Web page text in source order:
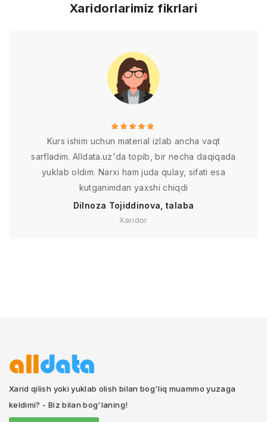
Xaridorlarimiz fikrlari
Kurs ishim uchun material izlab ancha vaqt
sarfladim. Alldata.uz'da topib, bir necha daqiqada
yuklab oldim. Narxi ham juda qulay, sifati esa
kutganimdan yaxshi chiqdi
Dilnoza Tojiddinova, talaba
Xaridor
Xarid qilish yoki yuklab olish bilan bog'liq muammo yuzaga
keldimi? - Biz bilan bog'laning!